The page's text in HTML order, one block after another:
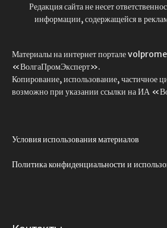
Редакция сайта не несет
информации, содержащейся в
Материалы на интернет портале
«ВолгаПромЭксперт».
Копирование, использование, частичное
возможно при указании ссылки на ИА
Условия использования материалов
Политика конфиденциальности и